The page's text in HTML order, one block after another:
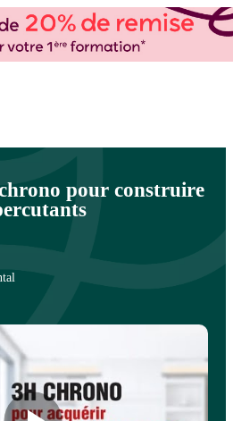
de formation à Paris et en régions
pour construire